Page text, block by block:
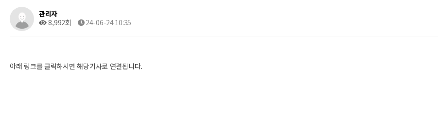
관리자
8,992회
24-06-24 10:35
아래 링크를 클릭하시면 해당기사로 연결됩니다.